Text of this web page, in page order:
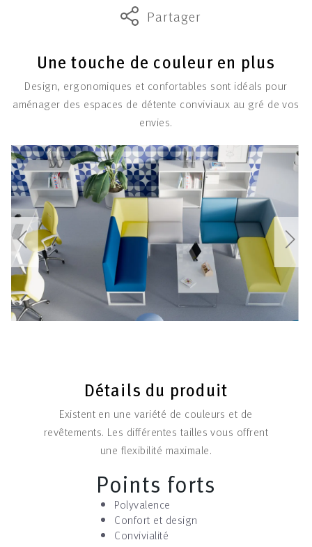
Partager
Une touche de couleur en plus
Design, ergonomiques et confortables sont idéals pour
aménager des espaces de détente conviviaux au gré de vos
envies.
Détails du produit
Existent en une variété de couleurs et de
revêtements. Les différentes tailles vous offrent
une flexibilité maximale.
Points forts
Polyvalence
Confort et design
Convivialité